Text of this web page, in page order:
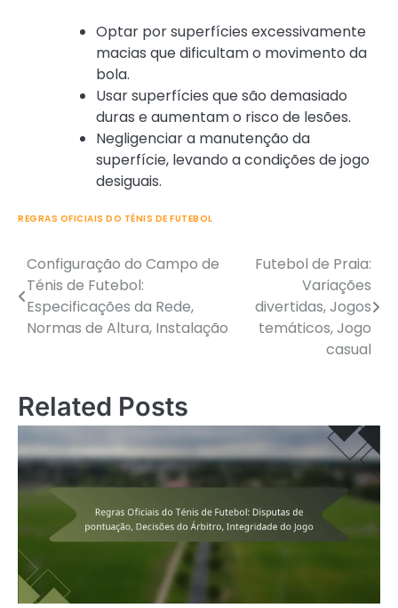
Optar por superfícies excessivamente
macias que dificultam o movimento da
bola.
Usar superfícies que são demasiado
duras e aumentam o risco de lesões.
Negligenciar a manutenção da
superfície, levando a condições de jogo
desiguais.
REGRAS OFICIAIS DO TÉNIS DE FUTEBOL
Post
navigation
Configuração do Campo de
Ténis de Futebol:
Especificações da Rede,
Normas de Altura, Instalação
Futebol de Praia:
Variações
divertidas, Jogos
temáticos, Jogo
casual
Related Posts